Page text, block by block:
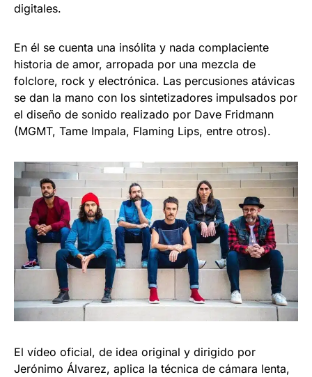
digitales.
En él se cuenta una insólita y nada complaciente
historia de amor, arropada por una mezcla de
folclore, rock y electrónica. Las percusiones atávicas
se dan la mano con los sintetizadores impulsados por
el diseño de sonido realizado por Dave Fridmann
(MGMT, Tame Impala, Flaming Lips, entre otros).
El vídeo oficial, de idea original y dirigido por
Jerónimo Álvarez, aplica la técnica de cámara lenta,